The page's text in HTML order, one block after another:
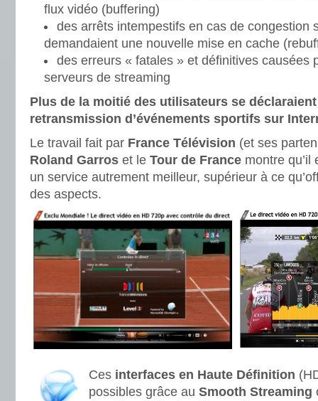
flux vidéo (buffering)
des arrêts intempestifs en cas de congestion
demandaient une nouvelle mise en cache
des erreurs « fatales » et définitives causées
serveurs de streaming
Plus de la moitié des utilisateurs se
retransmission d’événements sportifs sur
Le travail fait par France Télévision (et ses
Roland Garros et le Tour de France montre
un service autrement meilleur, supérieur à ce
des aspects.
Ces interfaces en Haute Définition
possibles grâce au Smooth Streaming